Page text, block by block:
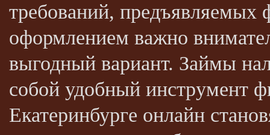
требований,
оформлением важно
выгодный вариант. Займы
собой удобный инструмент
Екатеринбурге онлайн